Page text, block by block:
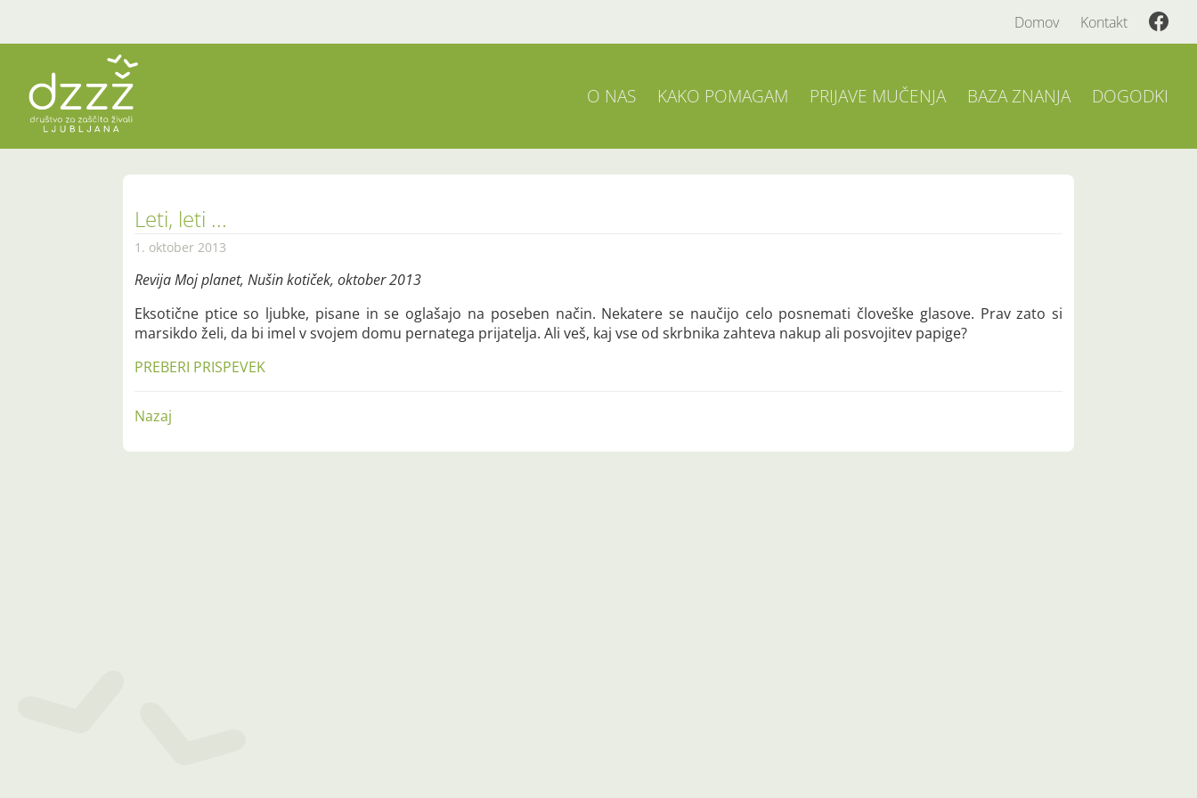
Domov Kontakt
O NAS KAKO POMAGAM PRIJAVE MUČENJA BAZA ZNANJA DOGODKI
Leti, leti ...
1. oktober 2013
Revija Moj planet, Nušin kotiček, oktober 2013
Eksotične ptice so ljubke, pisane in se oglašajo na poseben način. Nekatere se naučijo celo posnemati človeške glasove. Prav zato si
marsikdo želi, da bi imel v svojem domu pernatega prijatelja. Ali veš, kaj vse od skrbnika zahteva nakup ali posvojitev papige?
PREBERI PRISPEVEK
Nazaj